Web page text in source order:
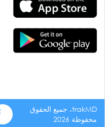
trakMD، جميع الحقوق
محفوظة 2026